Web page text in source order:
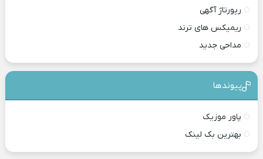
رپورتاژ آگهی
ریمیکس های ترند
مداحی جدید
پیوندها
پاور موزیک
بهترین بک لینک